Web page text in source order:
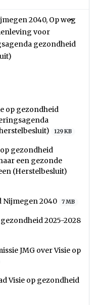
2040, Op weg
voor
gezondheid
op gezondheid
129 KB
gezondheid
een gezonde
(Herstelbesluit)
Nijmegen 2040 7 MB
2025-2028
JMG over Visie op
Visie op gezondheid